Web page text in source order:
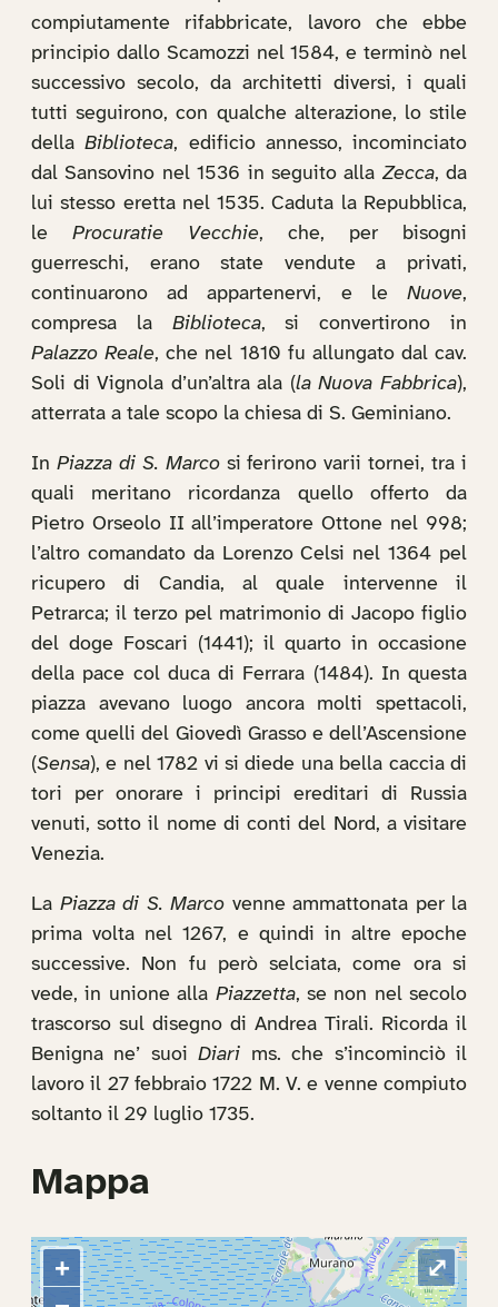
compiutamente rifabbricate, lavoro che ebbe
principio dallo Scamozzi nel 1584, e terminò nel
successivo secolo, da architetti diversi, i quali
tutti seguirono, con qualche alterazione, lo stile
dellaBiblioteca, edificio annesso, incominciato
dal Sansovino nel 1536 in seguito alla Zecca, da
lui stesso eretta nel 1535. Caduta la Repubblica,
le Procuratie Vecchie, che, per bisogni
guerreschi, erano state vendute a privati,
continuarono ad appartenervi, e le Nuove,
compresa la Biblioteca, si convertirono in
Palazzo Reale, che nel 1810 fu allungato dal cav.
Soli di Vignola d’un’altra ala (la Nuova Fabbrica),
atterrata a tale scopo la chiesa di S. Geminiano.
In Piazza di S. Marcosi ferirono varii tornei, tra i
quali meritano ricordanza quello offerto da
Pietro Orseolo II all’imperatore Ottone nel 998;
l’altro comandato da Lorenzo Celsi nel 1364 pel
ricupero di Candia, al quale intervenne il
Petrarca; il terzo pel matrimonio di Jacopo figlio
del doge Foscari (1441); il quarto in occasione
della pace col duca di Ferrara (1484). In questa
piazza avevano luogo ancora molti spettacoli,
come quelli del Giovedì Grasso e dell’Ascensione
(Sensa), e nel 1782 vi si diede una bella caccia di
tori per onorare i principi ereditari di Russia
venuti, sotto il nome di conti del Nord, a visitare
Venezia.
La Piazza di S. Marco venne ammattonata per la
prima volta nel 1267, e quindi in altre epoche
successive. Non fu però selciata, come ora si
vede, in unione alla Piazzetta, se non nel secolo
trascorso sul disegno di Andrea Tirali. Ricorda il
Benigna ne’ suoiDiari ms. che s’incominciò il
lavoro il 27 febbraio 1722 M. V. e venne compiuto
soltanto il 29 luglio 1735.
Mappa